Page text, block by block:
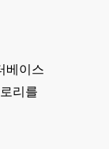
베이스
리를